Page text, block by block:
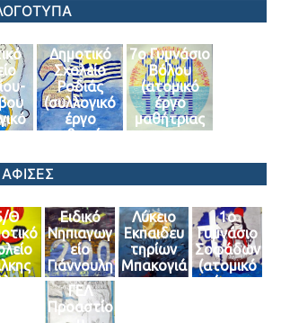
Δημοτικό
Σχολείο
Ροδιάς
(συλλογικό
έργο
μαθητών
Δ’-ΣΤ’)
7ο Γυμνάσιο
Βόλου
(ατομικό
έργο
μαθήτριας
του
Γ3)
Θ
Ειδικό
Νηπιαγωγ
είο
Γιάννουλη
ς
(συλλογικ
ό έργο)
Λύκειο
Εκπαιδευ
τηρίων
Μπακογιά
ννη
1ο
Γυμνάσιο
Σοφάδων
(ατομικό
έργο
ΓΕΛ
Προαστίο